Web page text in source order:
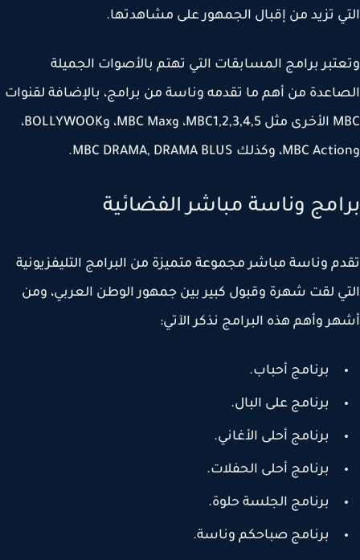
تزيد من إقبال الجمهور على مشاهدتها.
برامج المسابقات التي تهتم بالأصوات الجميلة
من أهم ما تقدمه وناسة من برامج، بالإضافة لقنوات
MBC الأخرى مثل MBC1,2,3,4,5، وMBC Max، وBOLLYWOOK،
وناسة مباشر الفضائية
وناسة مباشر مجموعة متميزة من البرامج التليفزيونية
لقت شهرة وقبول كبير بين جمهور الوطن العربي، ومن
وأهم هذه البرامج نذكر الآتي:
برنامج أحباب.
برنامج على البال.
برنامج أحلى الأغاني.
برنامج أحلى الحفلات.
برنامج الجلسة حلوة.
برنامج صباحكم وناسة.